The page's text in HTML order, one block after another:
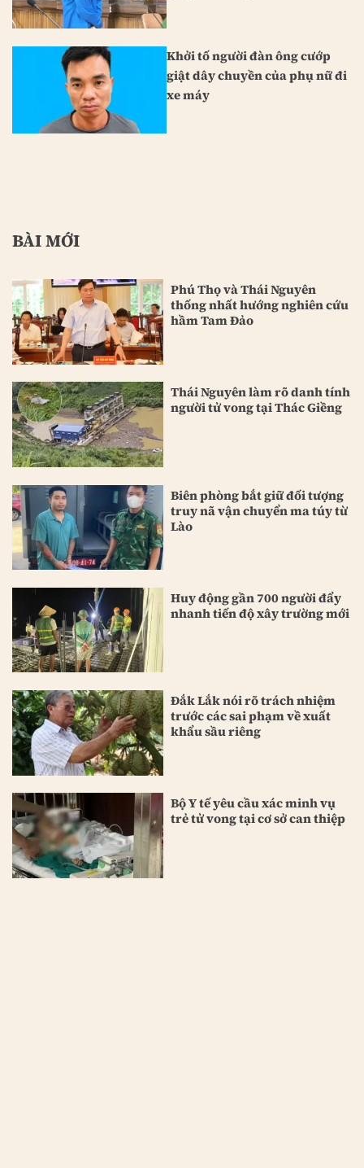
Khởi tố người đàn ông cướp
giật dây chuyền của phụ nữ đi
xe máy
BÀI MỚI
Phú Thọ và Thái Nguyên
thống nhất hướng nghiên cứu
hầm Tam Đảo
Thái Nguyên làm rõ danh tính
người tử vong tại Thác Giềng
Biên phòng bắt giữ đối tượng
truy nã vận chuyển ma túy từ
Lào
Huy động gần 700 người đẩy
nhanh tiến độ xây trường mới
Đắk Lắk nói rõ trách nhiệm
trước các sai phạm về xuất
khẩu sầu riêng
Bộ Y tế yêu cầu xác minh vụ
trẻ tử vong tại cơ sở can thiệp